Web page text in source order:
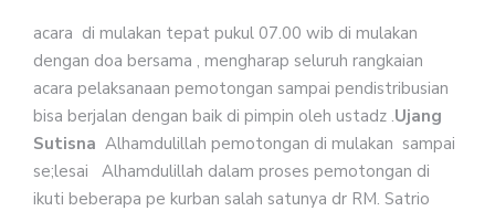
acara di mulakan tepat pukul 07.00 wib di mulakan
dengan doa bersama , mengharap seluruh rangkaian
acara pelaksanaan pemotongan sampai pendistribusian
bisa berjalan dengan baik di pimpin oleh ustadz .Ujang
Sutisna Alhamdulillah pemotongan di mulakan sampai
se;lesai Alhamdulillah dalam proses pemotongan di
ikuti beberapa pe kurban salah satunya dr RM. Satrio